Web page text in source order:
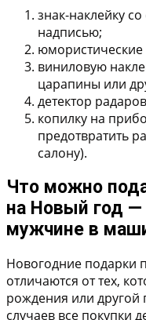
знак-наклейку
надписью;
виниловую
царапины или
детектор
копилку на
предотвратить
салону).
Что можно
на Новый год
мужчине в
Новогодние подарки
отличаются от тех,
рождения или другой
случаев все покупки